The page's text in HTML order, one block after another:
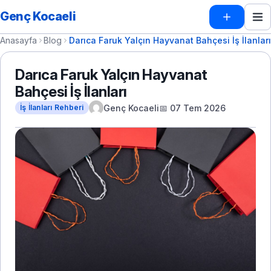
Genç Kocaeli
Anasayfa Blog Darıca Faruk Yalçın Hayvanat Bahçesi İş İlanları
Darıca Faruk Yalçın Hayvanat
Bahçesi İş İlanları
İş İlanları Rehberi Genç Kocaeli📅 07 Tem 2026